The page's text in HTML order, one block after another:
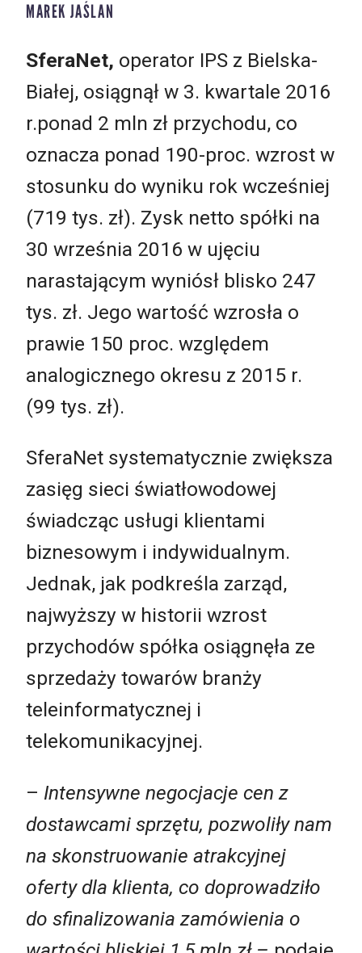
MAREK JAŚLAN
SferaNet, operator IPS z Bielska-
Białej, osiągnął w 3. kwartale 2016
r.ponad 2 mln zł przychodu, co
oznacza ponad 190-proc. wzrost w
stosunku do wyniku rok wcześniej
(719 tys. zł). Zysk netto spółki na
30 września 2016 w ujęciu
narastającym wyniósł blisko 247
tys. zł. Jego wartość wzrosła o
prawie 150 proc. względem
analogicznego okresu z 2015 r.
(99 tys. zł).
SferaNet systematycznie zwiększa
zasięg sieci światłowodowej
świadcząc usługi klientami
biznesowym i indywidualnym.
Jednak, jak podkreśla zarząd,
najwyższy w historii wzrost
przychodów spółka osiągnęła ze
sprzedaży towarów branży
teleinformatycznej i
telekomunikacyjnej.
– Intensywne negocjacje cen z
dostawcami sprzętu, pozwoliły nam
na skonstruowanie atrakcyjnej
oferty dla klienta, co doprowadziło
do sfinalizowania zamówienia o